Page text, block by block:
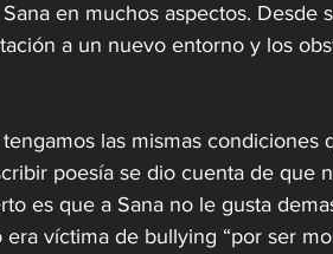
en muchos aspectos. Desde
a un nuevo entorno y los
las mismas condiciones
poesía se dio cuenta de que
es que a Sana no le gusta
víctima de bullying “por ser